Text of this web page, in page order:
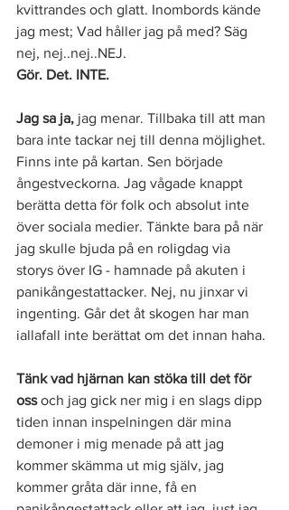
kvittrandes och glatt. Inombords kände
jag mest; Vad håller jag på med? Säg
nej, nej..nej..NEJ.
Gör. Det. INTE.
Jag sa ja, jag menar. Tillbaka till att man
bara inte tackar nej till denna möjlighet.
Finns inte på kartan. Sen började
ångestveckorna. Jag vågade knappt
berätta detta för folk och absolut inte
över sociala medier. Tänkte bara på när
jag skulle bjuda på en roligdag via
storys över IG - hamnade på akuten i
panikångestattacker. Nej, nu jinxar vi
ingenting. Går det åt skogen har man
iallafall inte berättat om det innan haha.
Tänk vad hjärnan kan stöka till det för
oss och jag gick ner mig i en slags dipp
tiden innan inspelningen där mina
demoner i mig menade på att jag
kommer skämma ut mig själv, jag
kommer gråta där inne, få en